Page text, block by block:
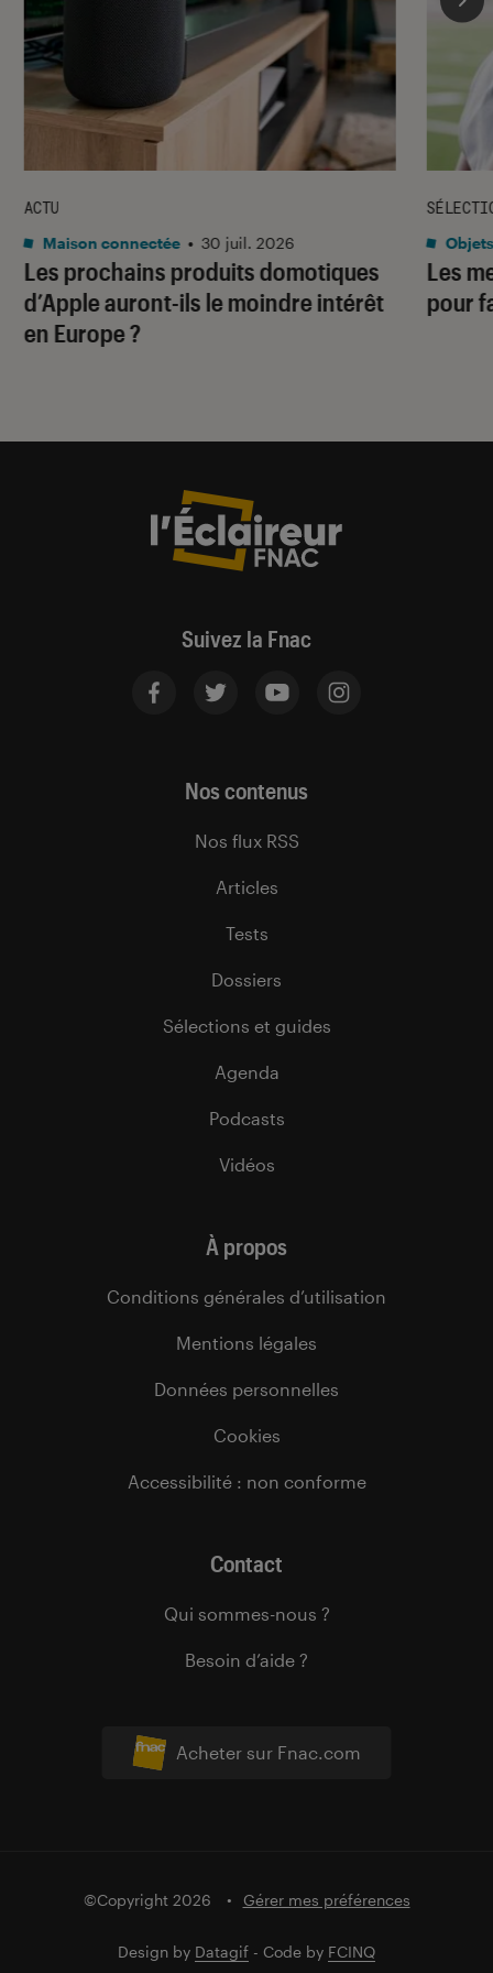
Les prochains produits domotiques
d’Apple auront-ils le moindre intérêt
en Europe ?
ACTU
Maison connectée • 30 juil. 2026
Les
pour
Suivez la Fnac
Acheter sur Fnac.com
Nos contenus
Nos flux RSS
Articles
Tests
Dossiers
Sélections et guides
Agenda
Podcasts
Vidéos
À propos
Conditions générales d’utilisation
Mentions légales
Données personnelles
Cookies
Accessibilité : non conforme
Contact
Qui sommes-nous ?
Besoin d’aide ?
©Copyright 2026 Gérer mes préférences
Design by Datagif - Code by FCINQ